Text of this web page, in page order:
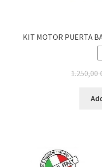
KIT MOTOR PUERTA
1.250,00